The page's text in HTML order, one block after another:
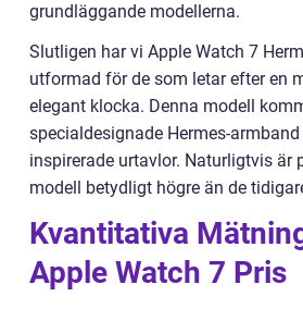
grundläggande modellerna.
Slutligen har vi Apple Watch 7
utformad för de som letar efter en
elegant klocka. Denna modell
specialdesignade Hermes-
inspirerade urtavlor. Naturligtvis är
modell betydligt högre än de
Kvantitativa
Apple Watch 7 Pris